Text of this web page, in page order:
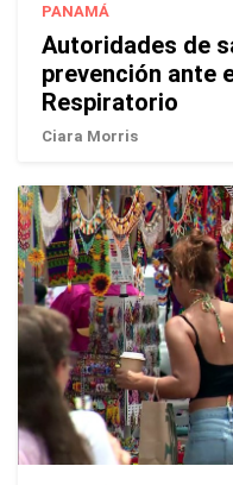
PANAMÁ
Autoridades de
prevención ante
Respiratorio
Ciara Morris